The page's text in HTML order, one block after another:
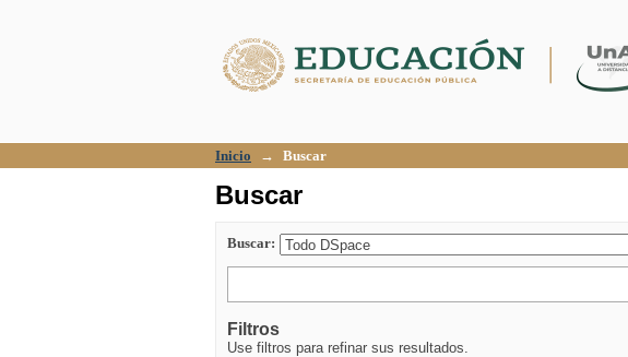
Inicio → Buscar
Buscar
Buscar:
Filtros
Use filtros para refinar sus resultados.